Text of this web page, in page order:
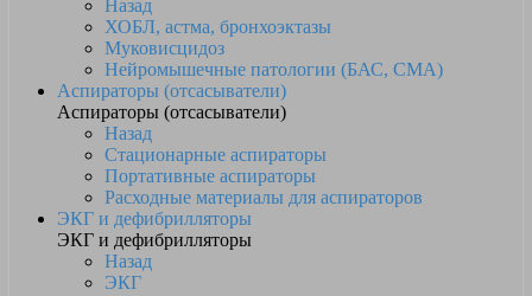
Назад
ХОБЛ, астма, бронхоэктазы
Муковисцидоз
Нейромышечные патологии (БАС, СМА)
Аспираторы (отсасыватели)
Аспираторы (отсасыватели)
Назад
Стационарные аспираторы
Портативные аспираторы
Расходные материалы для аспираторов
ЭКГ и дефибрилляторы
ЭКГ и дефибрилляторы
Назад
ЭКГ